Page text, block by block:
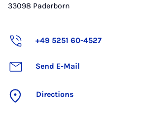
33098 Paderborn
+49 5251 60-4527
Send E-Mail
Directions